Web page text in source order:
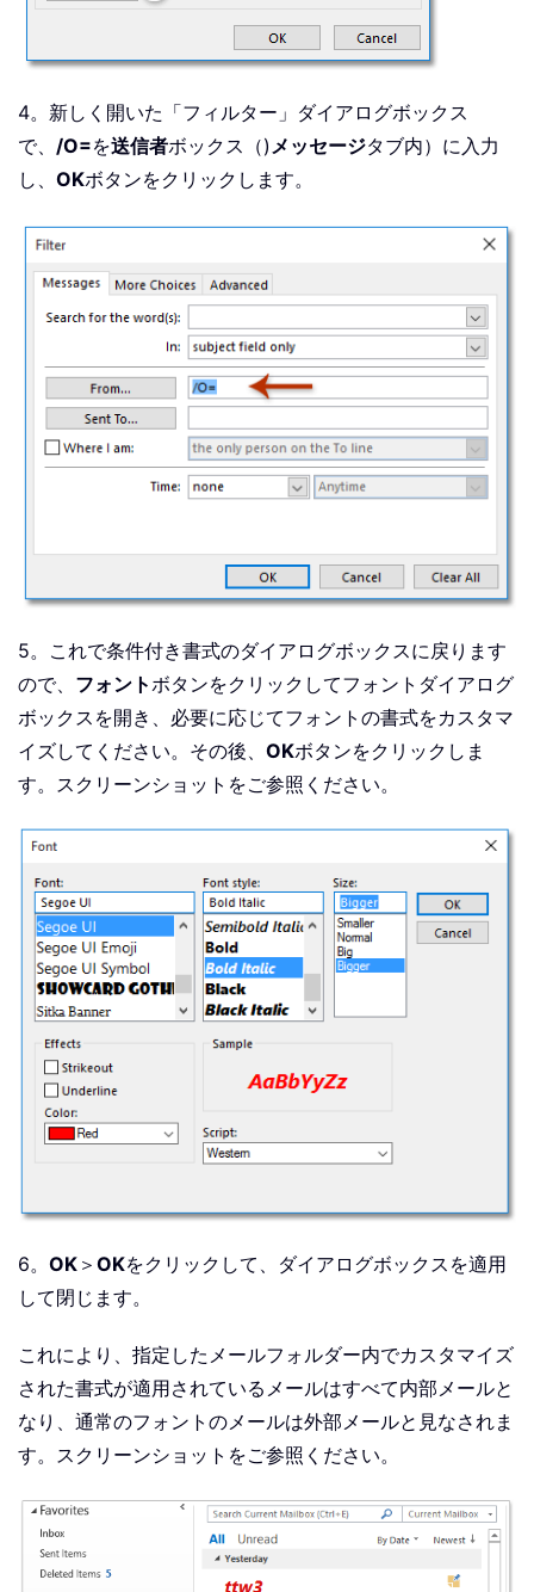
4。新しく開いた「フィルター」ダイアログボックス
で、 /O=を送信者ボックス（)メッセージタブ内）に入力
し、 OKボタンをクリックします。
5。これで条件付き書式のダイアログボックスに戻ります
ので、 フォントボタンをクリックしてフォントダイアログ
ボックスを開き、必要に応じてフォントの書式をカスタマ
イズしてください。その後、 OKボタンをクリックしま
す。スクリーンショットをご参照ください。
6。 OK ＞ OKをクリックして、ダイアログボックスを適用
して閉じます。
これにより、指定したメールフォルダー内でカスタマイズ
された書式が適用されているメールはすべて内部メールと
なり、通常のフォントのメールは外部メールと見なされま
す。スクリーンショットをご参照ください。